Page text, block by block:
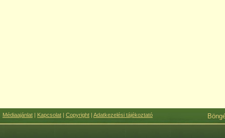
Médiaajánlat | Kapcsolat | Copyright | Adatkezelési tájékoztató